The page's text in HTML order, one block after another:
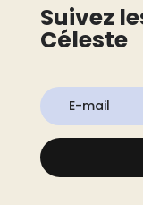
Suivez
Céleste